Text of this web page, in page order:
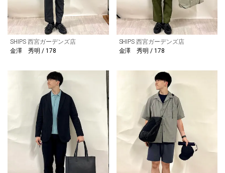
SHIPS 西宮ガーデンズ店
金澤 秀明 / 178
SHIPS 西宮ガーデンズ店
金澤 秀明 / 178